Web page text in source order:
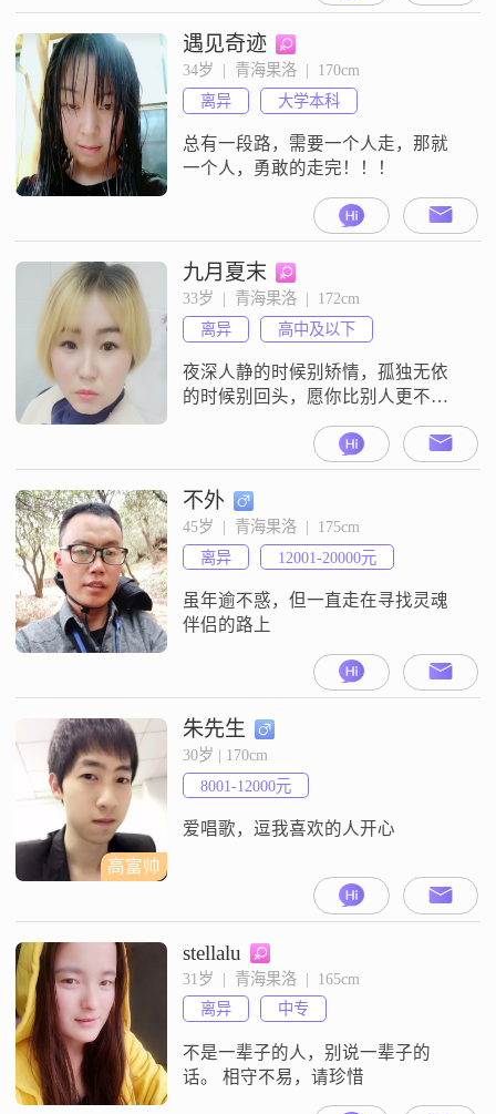
遇见奇迹
34岁  |  青海果洛  |  170cm
离异
大学本科
总有一段路，需要一个人走，那就
一个人，勇敢的走完！！！
九月夏末
33岁  |  青海果洛  |  172cm
离异
高中及以下
夜深人静的时候别矫情，孤独无依
的时候别回头，愿你比别人更不怕
不外
45岁  |  青海果洛  |  175cm
离异
12001-20000元
虽年逾不惑，但一直走在寻找灵魂
伴侣的路上
高富帅
朱先生
30岁 | 170cm
8001-12000元
爱唱歌，逗我喜欢的人开心
stellalu
31岁  |  青海果洛  |  165cm
离异
中专
不是一辈子的人，别说一辈子的
话。 相守不易，请珍惜